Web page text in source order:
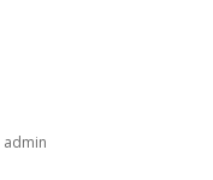
admin